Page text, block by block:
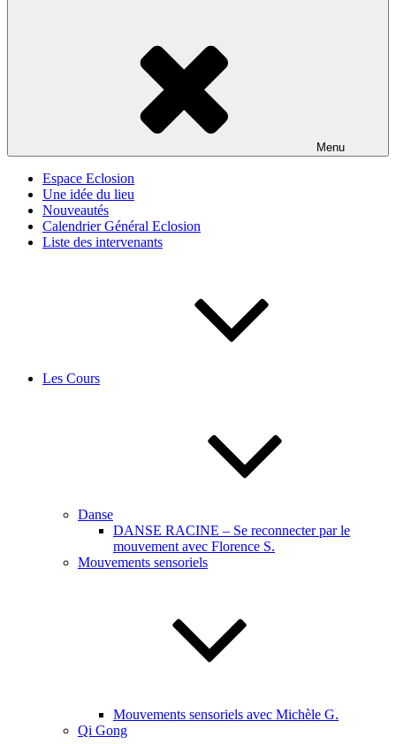
Menu
Espace Eclosion
Une idée du lieu
Nouveautés
Calendrier Général Eclosion
Liste des intervenants
Les Cours
Danse
DANSE RACINE – Se reconnecter par le
mouvement avec Florence S.
Mouvements sensoriels
Mouvements sensoriels avec Michèle G.
Qi Gong